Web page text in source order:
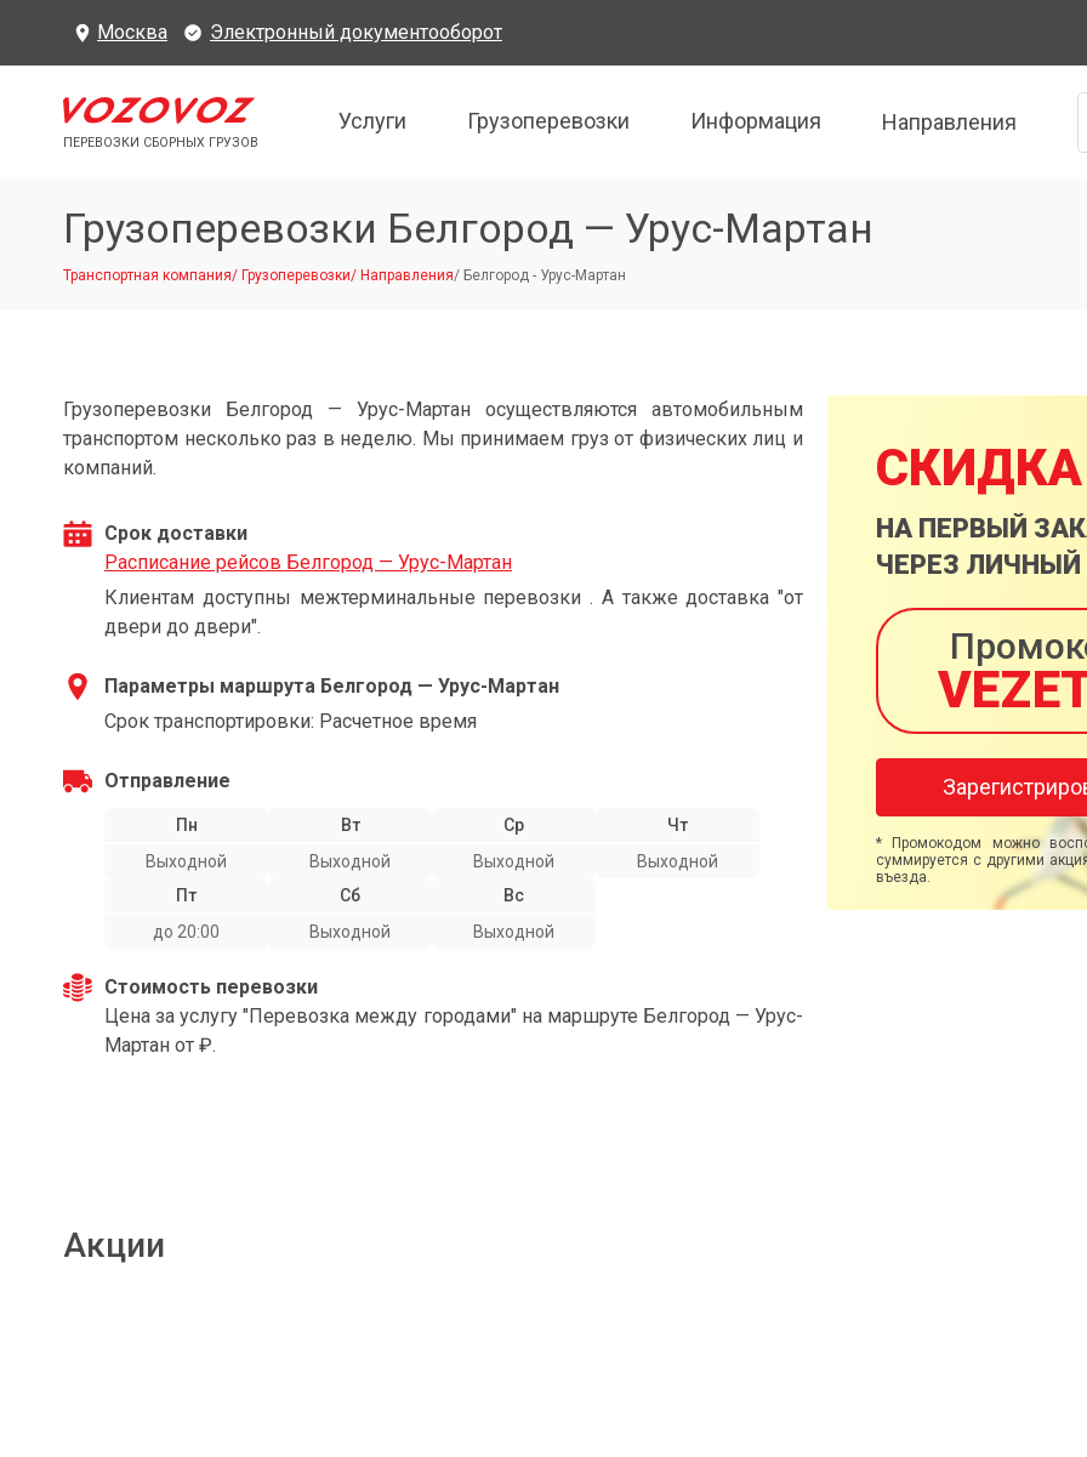
Москва Электронный документооборот
ПЕРЕВОЗКИ СБОРНЫХ ГРУЗОВ
Услуги Грузоперевозки Информация Направления
Грузоперевозки Белгород — Урус-Мартан
Транспортная компания/ Грузоперевозки/ Направления/ Белгород - Урус-Мартан
Грузоперевозки Белгород — Урус-Мартан осуществляются автомобильным
транспортом несколько раз в неделю. Мы принимаем груз от физических лиц и
компаний.
Срок доставки
Расписание рейсов Белгород — Урус-Мартан
Клиентам доступны межтерминальные перевозки . А также доставка "от
двери до двери".
Параметры маршрута Белгород — Урус-Мартан
Срок транспортировки: Расчетное время
Отправление
Пн
Выходной
Вт
Выходной
Ср
Выходной
Чт
Выходной
Пт
до 20:00
Сб
Выходной
Вс
Выходной
Стоимость перевозки
Цена за услугу "Перевозка между городами" на маршруте Белгород — Урус-
Мартан от ₽.
СКИДКА
НА ПЕРВЫЙ
ЧЕРЕЗ ЛИЧНЫЙ
* Промокодом можно
суммируется с другими
въезда.
Акции